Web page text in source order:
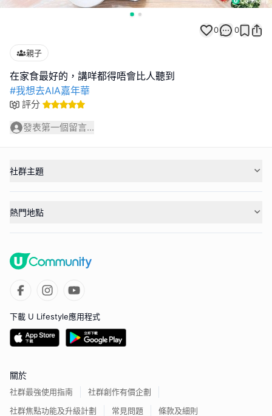
0 0
親子
#我想去AIA嘉年華
評分
發表第一個留言...
社群主題
熱門地點
下載 U Lifestyle應用程式
關於
社群最強使用指南
社群創作有價企劃
社群焦點功能及升級計劃
常見問題 條款及細則